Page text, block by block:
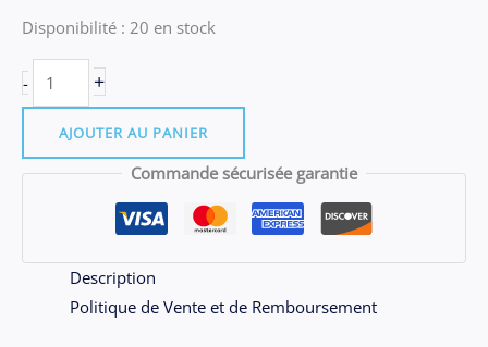
Disponibilité : 20 en stock
-
de
06.07
-
vendredi
+
AJOUTER AU PANIER
Commande sécurisée garantie
Description
Politique de Vente et de Remboursement